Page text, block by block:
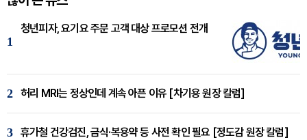
1
청년피자, 요기요 주문 고객 대상 프로모션 전개
2 허리 MRI는 정상인데 계속 아픈 이유 [차기용 원장 칼럼]
3 휴가철 건강검진, 금식·복용약 등 사전 확인 필요 [정도감 원장 칼럼]